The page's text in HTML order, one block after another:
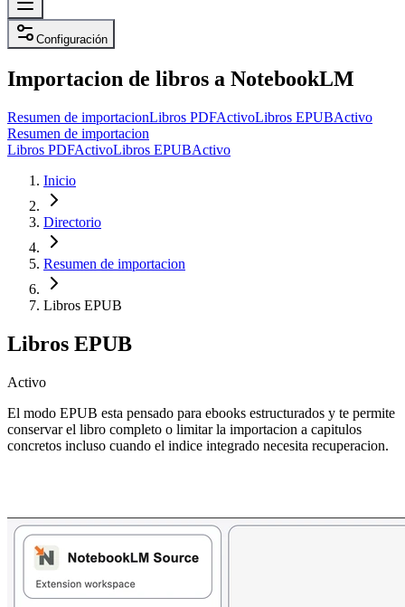
Configuración
Importacion de libros a NotebookLM
Resumen de importacionLibros PDFActivoLibros EPUBActivo
Resumen de importacion
Libros PDFActivoLibros EPUBActivo
Inicio
Directorio
Resumen de importacion
Libros EPUB
Libros EPUB
Activo
El modo EPUB esta pensado para ebooks estructurados y te permite
conservar el libro completo o limitar la importacion a capitulos
concretos incluso cuando el indice integrado necesita recuperacion.